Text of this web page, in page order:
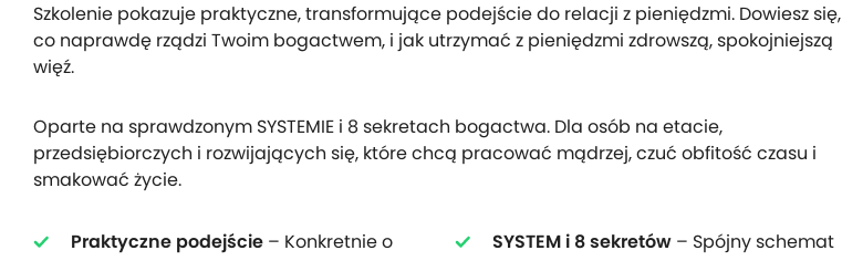
Szkolenie pokazuje praktyczne, transformujące podejście do relacji z pieniędzmi. Dowiesz się,
co naprawdę rządzi Twoim bogactwem, i jak utrzymać z pieniędzmi zdrowszą, spokojniejszą
więź.
Oparte na sprawdzonym SYSTEMIE i 8 sekretach bogactwa. Dla osób na etacie,
przedsiębiorczych i rozwijających się, które chcą pracować mądrzej, czuć obfitość czasu i
smakować życie.
Praktyczne podejście – Konkretnie o
SYSTEM i 8 sekretów– Spójny schemat